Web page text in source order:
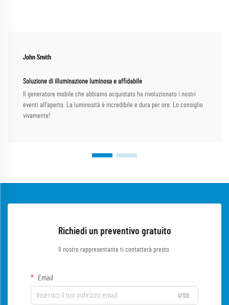
John Smith
Soluzione di illuminazione luminosa e affidabile
Il generatore mobile che abbiamo acquistato ha rivoluzionato i nostri
eventi all'aperto. La luminosità è incredibile e dura per ore. Lo consiglio
vivamente!
Richiedi un preventivo gratuito
Il nostro rappresentante ti contatterà presto.
Email
0/100